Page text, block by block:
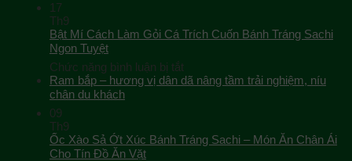
17
Th9
Bật Mí Cách Làm Gỏi Cá Trích Cuốn Bánh Tráng Sachi
Ngon Tuyệt
Chức năng bình luận bị tắtở
Bật
Gỏi
Cá
Ram bắp – hương vị dân dã nâng tầm trải nghiệm, níu
chân du khách
09
Th9
Ốc Xào Sả Ớt Xúc Bánh Tráng Sachi – Món Ăn Chân Ái
Cho Tín Đồ Ăn Vặt